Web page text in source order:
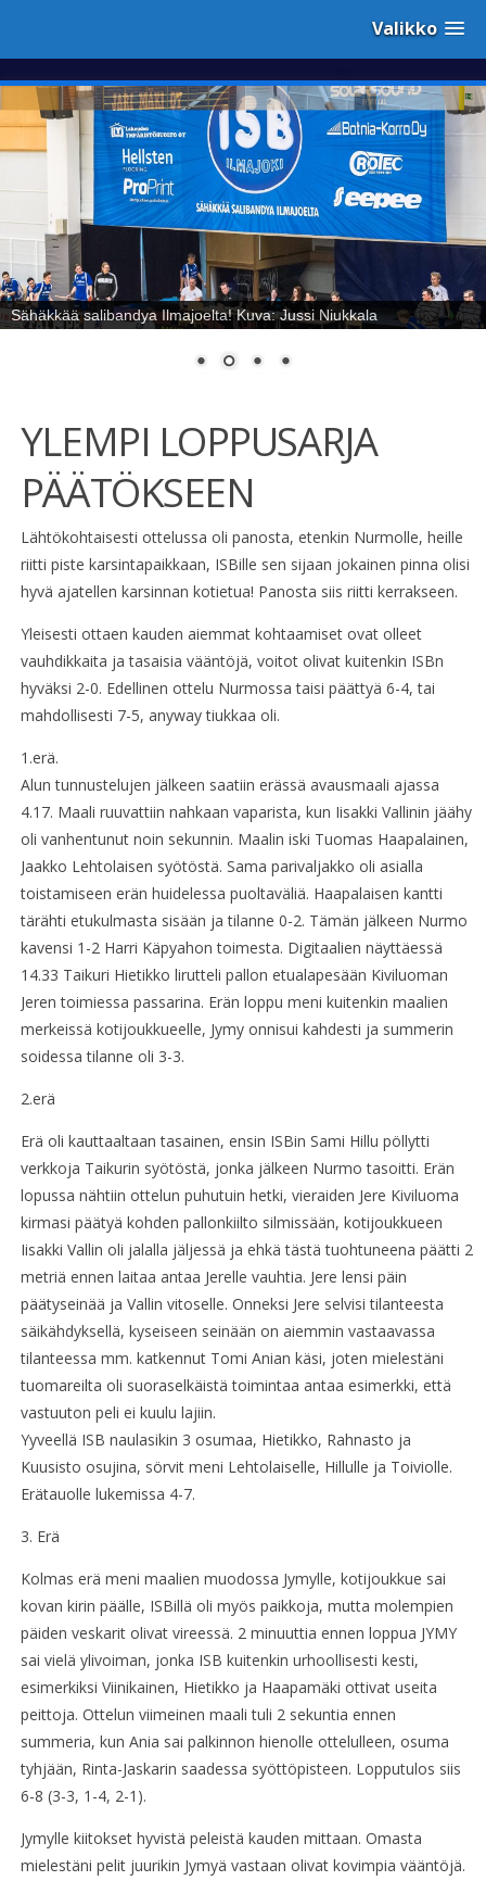
Valikko
Sähäkkää salibandya Ilmajoelta! Kuva: Jussi Niukkala
YLEMPI LOPPUSARJA
PÄÄTÖKSEEN
Lähtökohtaisesti ottelussa oli panosta, etenkin Nurmolle, heille
riitti piste karsintapaikkaan, ISBille sen sijaan jokainen pinna olisi
hyvä ajatellen karsinnan kotietua! Panosta siis riitti kerrakseen.
Yleisesti ottaen kauden aiemmat kohtaamiset ovat olleet
vauhdikkaita ja tasaisia vääntöjä, voitot olivat kuitenkin ISBn
hyväksi 2-0. Edellinen ottelu Nurmossa taisi päättyä 6-4, tai
mahdollisesti 7-5, anyway tiukkaa oli.
1.erä.
Alun tunnustelujen jälkeen saatiin erässä avausmaali ajassa
4.17. Maali ruuvattiin nahkaan vaparista, kun Iisakki Vallinin jäähy
oli vanhentunut noin sekunnin. Maalin iski Tuomas Haapalainen,
Jaakko Lehtolaisen syötöstä. Sama parivaljakko oli asialla
toistamiseen erän huidelessa puoltaväliä. Haapalaisen kantti
tärähti etukulmasta sisään ja tilanne 0-2. Tämän jälkeen Nurmo
kavensi 1-2 Harri Käpyahon toimesta. Digitaalien näyttäessä
14.33 Taikuri Hietikko lirutteli pallon etualapesään Kiviluoman
Jeren toimiessa passarina. Erän loppu meni kuitenkin maalien
merkeissä kotijoukkueelle, Jymy onnisui kahdesti ja summerin
soidessa tilanne oli 3-3.
2.erä
Erä oli kauttaaltaan tasainen, ensin ISBin Sami Hillu pöllytti
verkkoja Taikurin syötöstä, jonka jälkeen Nurmo tasoitti. Erän
lopussa nähtiin ottelun puhutuin hetki, vieraiden Jere Kiviluoma
kirmasi päätyä kohden pallonkiilto silmissään, kotijoukkueen
Iisakki Vallin oli jalalla jäljessä ja ehkä tästä tuohtuneena päätti 2
metriä ennen laitaa antaa Jerelle vauhtia. Jere lensi päin
päätyseinää ja Vallin vitoselle. Onneksi Jere selvisi tilanteesta
säikähdyksellä, kyseiseen seinään on aiemmin vastaavassa
tilanteessa mm. katkennut Tomi Anian käsi, joten mielestäni
tuomareilta oli suoraselkäistä toimintaa antaa esimerkki, että
vastuuton peli ei kuulu lajiin.
Yyveellä ISB naulasikin 3 osumaa, Hietikko, Rahnasto ja
Kuusisto osujina, sörvit meni Lehtolaiselle, Hillulle ja Toiviolle.
Erätauolle lukemissa 4-7.
3. Erä
Kolmas erä meni maalien muodossa Jymylle, kotijoukkue sai
kovan kirin päälle, ISBillä oli myös paikkoja, mutta molempien
päiden veskarit olivat vireessä. 2 minuuttia ennen loppua JYMY
sai vielä ylivoiman, jonka ISB kuitenkin urhoollisesti kesti,
esimerkiksi Viinikainen, Hietikko ja Haapamäki ottivat useita
peittoja. Ottelun viimeinen maali tuli 2 sekuntia ennen
summeria, kun Ania sai palkinnon hienolle ottelulleen, osuma
tyhjään, Rinta-Jaskarin saadessa syöttöpisteen. Lopputulos siis
6-8 (3-3, 1-4, 2-1).
Jymylle kiitokset hyvistä peleistä kauden mittaan. Omasta
mielestäni pelit juurikin Jymyä vastaan olivat kovimpia vääntöjä.